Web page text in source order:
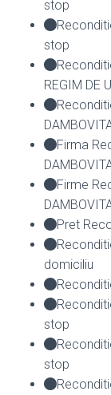
stop
stop
REGIM DE
Firma
Firme
Pret
domiciliu
stop
stop